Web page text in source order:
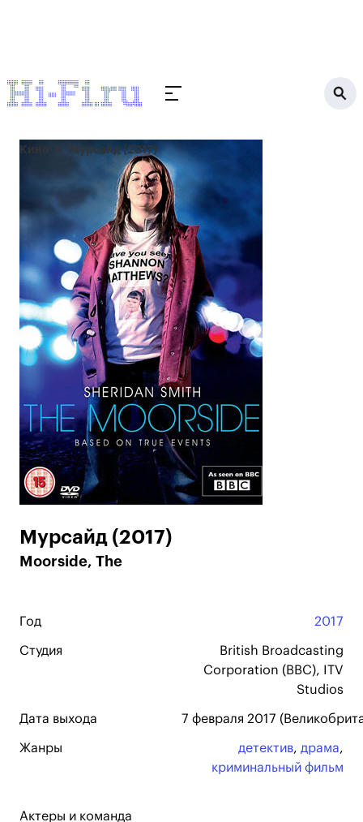
Кино Мурсайд (2017)
Мурсайд (2017)
Moorside, The
Год 2017
Студия
British Broadcasting
Corporation (BBC), ITV
Studios
Дата выхода 7 февраля 2017
Жанры детектив, драма,
криминальный фильм
Актеры и команда